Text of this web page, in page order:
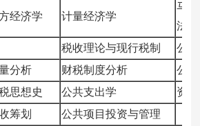
经济学 计量经济学
马
法论
税收理论与现行税制
公
分析
财税制度分析
公
思想史 公共支出学
资
筹划
公共项目投资与管理